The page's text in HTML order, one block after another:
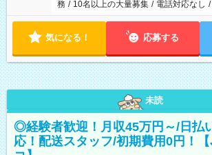
務 / 10名以上の大量募集 / 電話対応なし /
気になる！ 応募する
未読
◎経験者歓迎！月収45万円～/日払
応！配送スタッフ/初期費用0円！